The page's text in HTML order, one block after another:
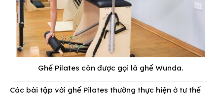
Ghế Pilates còn được gọi là ghế Wunda.
Các bài tập với ghế Pilates thường thực hiện ở tư thế